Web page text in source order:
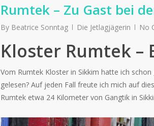
Rumtek – Zu Gast bei
By Beatrice Sonntag Die Jetlagjägerin No
Kloster Rumtek
Vom Rumtek Kloster in Sikkim hatte ich
gelesen? Auf jeden Fall freute ich mich auf
Rumtek etwa 24 Kilometer von Gangtik in